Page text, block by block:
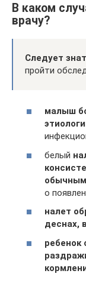
В каком
врачу?
Следует
пройти
малыш
белый
о
налет
деснах,
ребенок